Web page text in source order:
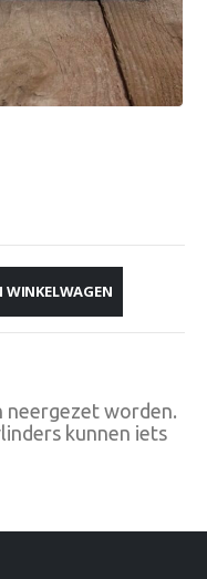
WINKELWAGEN
neergezet worden.
kunnen iets